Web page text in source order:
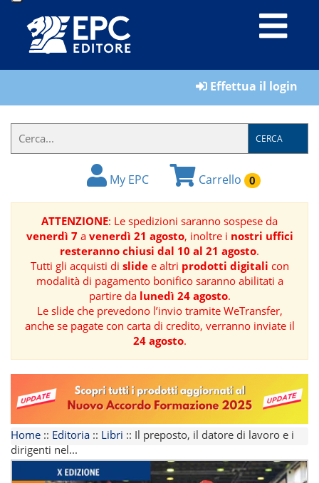
LIBRI
IL
FORMATORE
BOOK
RIVISTE
MANUALISTICA
SOFTWARE
TEMATICHE
Effettua il login
CERCA
My EPC Carrello 0
ATTENZIONE: Le spedizioni saranno sospese da
venerdì 7a venerdì 21 agosto, inoltre i nostri uffici
resteranno chiusi dal 10 al 21 agosto.
Tutti gli acquisti di slidee altri prodotti digitali con
modalità di pagamento bonifico saranno abilitati a
partire da lunedì 24 agosto.
Le slide che prevedono l’invio tramite WeTransfer,
anche se pagate con carta di credito, verranno inviate il
24 agosto.
Home :: Editoria :: Libri :: Il preposto, il datore di lavoro e i
dirigenti nel...